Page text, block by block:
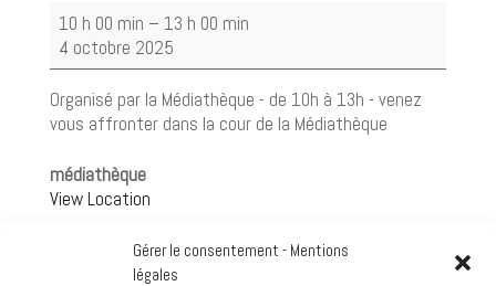
Gérer le consentement - Mentions
légales
"Biblis
en
folie
Pétanque
et
10 h 00 min – 13 h 00 min
4 octobre 2025
Organisé par la Médiathèque - de 10h à 13h - venez
vous affronter dans la cour de la Médiathèque
médiathèque
View Location